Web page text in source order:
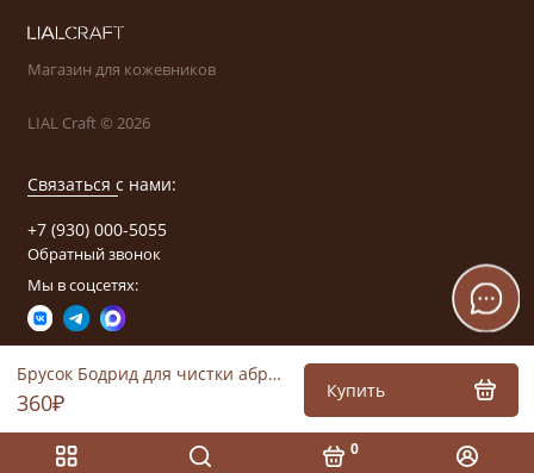
0
Брусок Бодрид для чистки абразивов
360₽ Купить
Магазин для кожевников
LIAL Craft © 2026
Связаться с нами:
+7 (930) 000-5055
Обратный звонок
Мы в соцсетях: